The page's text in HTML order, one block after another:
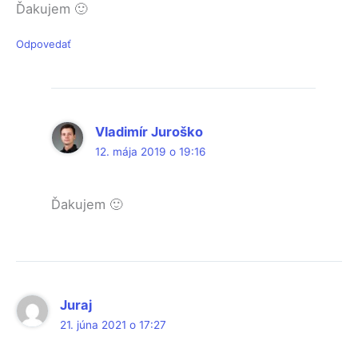
Ďakujem 🙂
Odpovedať
Vladimír Juroško
12. mája 2019 o 19:16
Ďakujem 🙂
Juraj
21. júna 2021 o 17:27